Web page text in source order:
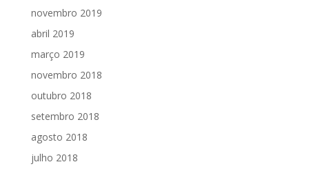
novembro 2019
abril 2019
março 2019
novembro 2018
outubro 2018
setembro 2018
agosto 2018
julho 2018